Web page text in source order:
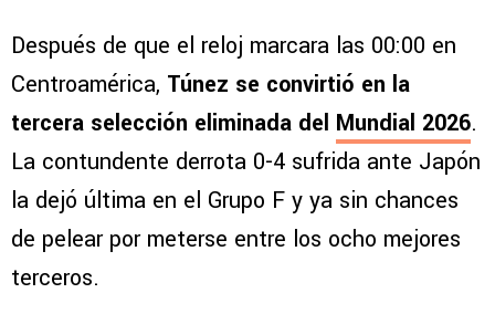
Después de que el reloj marcara las 00:00 en
Centroamérica, Túnez se convirtió en la
tercera selección eliminada del Mundial 2026.
La contundente derrota 0-4 sufrida ante Japón
la dejó última en el Grupo F y ya sin chances
de pelear por meterse entre los ocho mejores
terceros.